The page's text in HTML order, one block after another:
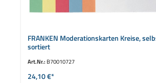
FRANKEN Moderationskarten Kreise,
sortiert
Art.Nr.: B70010727
24,10 €*